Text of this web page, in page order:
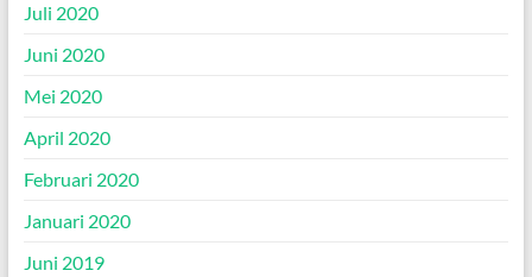
Juli 2020
Juni 2020
Mei 2020
April 2020
Februari 2020
Januari 2020
Juni 2019